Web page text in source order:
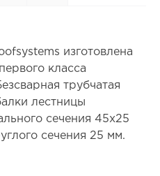
изготовлена
класса
трубчатая
лестницы
сечения 45х25
сечения 25 мм.